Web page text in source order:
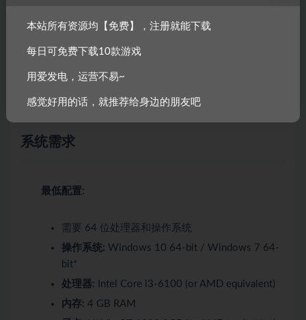
成人内容描述
期间访问：频繁出现暴力或血腥, 常见成人内容
系统需求
最低配置:
需要 64 位处理器和操作系统
操作系统: Windows 10 64-bit / Windows 7 64-
bit*
处理器: Intel Core i3-6100 (or AMD equivalent)
内存: 4 GB RAM
本站所有资源均【免费】，注册就能下载
每日可免费下载10款游戏
用爱发电，运营不易~
感觉好用的话，就推荐给身边的朋友吧